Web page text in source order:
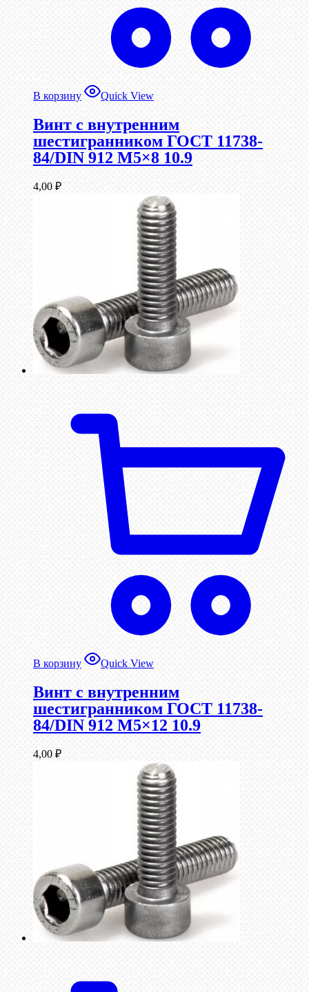
В корзину Quick View
Винт c внутренним
шестигранником ГОСТ 11738-
84/DIN 912 М5×8 10.9
4,00 ₽
В корзину Quick View
Винт c внутренним
шестигранником ГОСТ 11738-
84/DIN 912 М5×12 10.9
4,00 ₽